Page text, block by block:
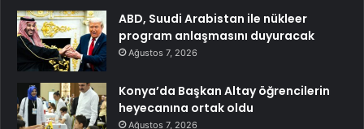
ABD, Suudi Arabistan ile nükleer
program anlaşmasını duyuracak
Ağustos 7, 2026
Konya’da Başkan Altay öğrencilerin
heyecanına ortak oldu
Ağustos 7, 2026